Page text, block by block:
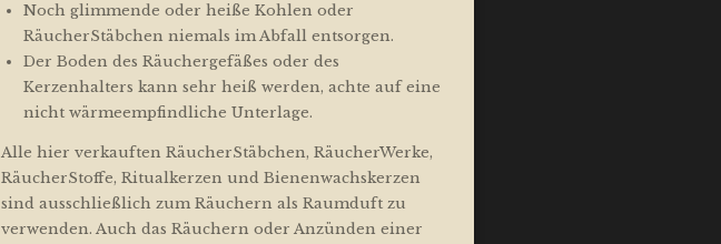
Noch glimmende oder heiße Kohlen oder
RäucherStäbchen niemals im Abfall entsorgen.
Der Boden des Räuchergefäßes oder des
Kerzenhalters kann sehr heiß werden, achte auf eine
nicht wärmeempfindliche Unterlage.
Alle hier verkauften RäucherStäbchen, RäucherWerke,
RäucherStoffe, Ritualkerzen und Bienenwachskerzen
sind ausschließlich zum Räuchern als Raumduft zu
verwenden. Auch das Räuchern oder Anzünden einer